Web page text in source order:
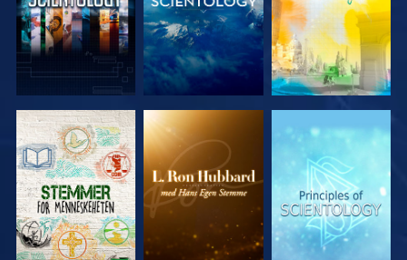
UTFORSK
SERIEN
UTFORSK
SERIEN
UTFORSK
SERIEN